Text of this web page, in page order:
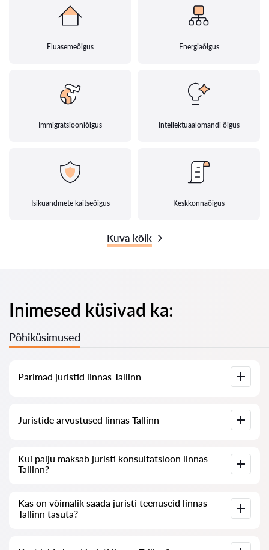
Eluasemeõigus Energiaõigus
Immigratsiooniõigus Intellektuaalomandi õigus
Isikuandmete kaitseõigus Keskkonnaõigus
Kuva kõik
Inimesed küsivad ka:
Põhiküsimused
Parimad juristid linnas Tallinn
Tallinn koos täieliku infoga: hinnad, arvustused,
Juristide arvustused linnas Tallinn
me ei kustuta negatiivseid arvustusi ega võimalda nende
manipuleerimist.
Kui palju maksab juristi konsultatsioon linnas
Tallinn?
olla kõrgem (hind sõltub küsimuse keerukusest ja vastuse
vormist).
Kas on võimalik saada juristi teenuseid linnas
Tallinn tasuta?